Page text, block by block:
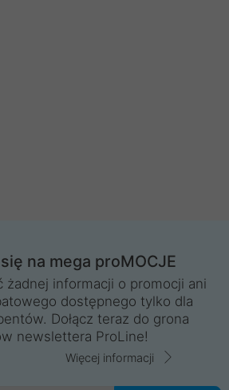
na mega proMOCJE
żadnej informacji o promocji ani
dostępnego tylko dla
Dołącz teraz do grona
newslettera ProLine!
Więcej informacji